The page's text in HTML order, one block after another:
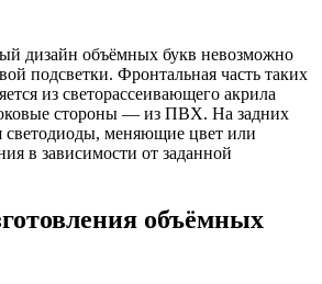
дизайн объёмных букв невозможно
подсветки. Фронтальная часть таких
из светорассеивающего акрила
стороны — из ПВХ. На задних
светодиоды, меняющие цвет или
в зависимости от заданной
объёмных